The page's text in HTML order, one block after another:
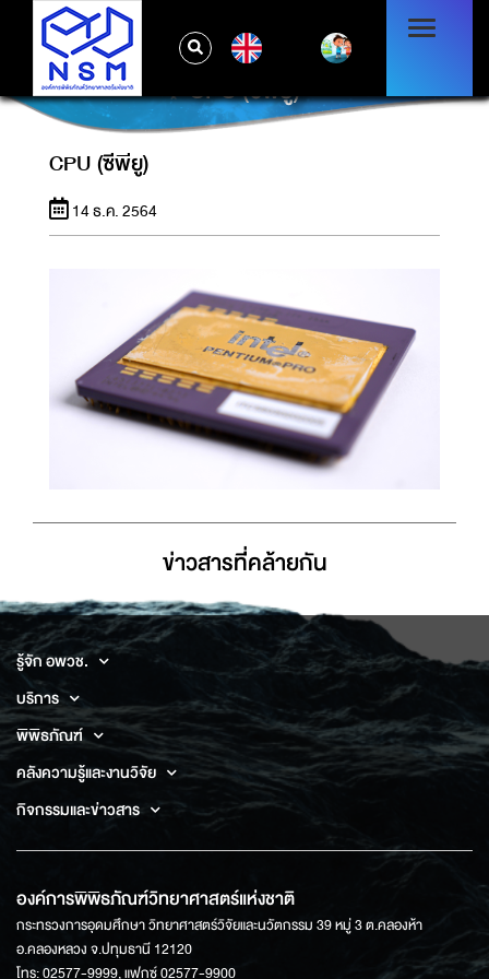
CPU (ซีพียู)
CPU (ซีพียู)
14 ธ.ค. 2564
ข่าวสารที่่คล้ายกัน
รู้จัก อพวช.
บริการ
พิพิธภัณฑ์
คลังความรู้และงานวิจัย
กิจกรรมและข่าวสาร
องค์การพิพิธภัณฑ์วิทยาศาสตร์แห่งชาติ
กระทรวงการอุดมศึกษา วิทยาศาสตร์วิจัยและนวัตกรรม 39 หมู่ 3 ต.คลองห้า
อ.คลองหลวง จ.ปทุมธานี 12120
โทร: 02577-9999, แฟกซ์ 02577-9900